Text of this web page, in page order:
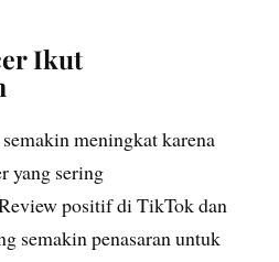
Ikut
meningkat karena
yang sering
positif di TikTok dan
semakin penasaran untuk